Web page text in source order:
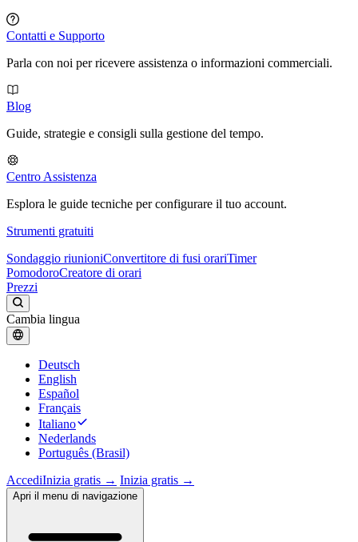
Contatti e Supporto
Parla con noi per ricevere assistenza o informazioni commerciali.
Blog
Guide, strategie e consigli sulla gestione del tempo.
Centro Assistenza
Esplora le guide tecniche per configurare il tuo account.
Strumenti gratuiti
Sondaggio riunioniConvertitore di fusi orariTimer
PomodoroCreatore di orari
Prezzi
Cambia lingua
Deutsch
English
Español
Français
Italiano
Nederlands
Português (Brasil)
AccediInizia gratis → Inizia gratis →
Apri il menu di navigazione